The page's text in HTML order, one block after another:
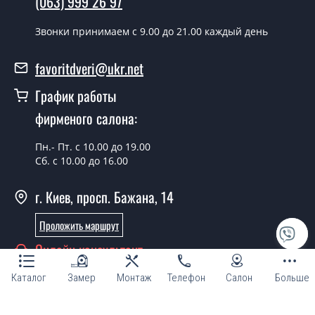
Каталог Замер Монтаж Телефон Салон Больше
Фаворит производится согласно очереди, во все дни
кроме воскресенья.
03-grunt?
Стоимость установки дверей Hide-03-grunt - от 1800
Можно на сегодня вызвать
замерщика?
У вас есть в наличии готовые
межкомнатные двери фаворит?
Да, мы имеем большой ассортимент готовых
межкомнатных дверей ТМ Фаворит.
Звонки принимаем c 9.00 до 21.00 каждый день
favoritdveri@ukr.net
График работы
фирменого салона:
Пн.- Пт. с 10.00 до 19.00
Сб. с 10.00 до 16.00
г. Киев, просп. Бажана, 14
Проложить маршрут
Онлайн консультант